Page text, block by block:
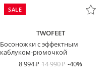
SALE
TWOFEET
Босоножки с эффектным
каблуком-рюмочкой
8 994
14 990 -40%